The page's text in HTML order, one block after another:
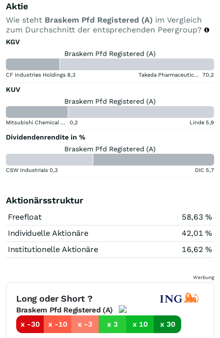
Aktie
Wie steht Braskem Pfd Registered (A) im Vergleich
zum Durchschnitt der entsprechenden Peergroup?
KGV
Braskem Pfd Registered (A)
CF Industries Holdings 8,3 Takeda Pharmaceutical Aktie 70,2
KUV
Braskem Pfd Registered (A)
Mitsubishi Chemical Group Corporation 0,2 Linde 5,9
Dividendenrendite in %
Braskem Pfd Registered (A)
CSW Industrials 0,3 DIC 5,7
Aktionärsstruktur
Freefloat
58,63 %
Individuelle Aktionäre
42,01 %
Institutionelle Aktionäre
16,62 %
Werbung
Long oder Short ?
Braskem Pfd Registered (A)
x -30
x -10 x -3 x 3 x 10 x 30